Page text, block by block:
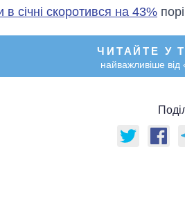
в січні скоротився на 43%
ЧИТАЙТЕ У
найважливіше від